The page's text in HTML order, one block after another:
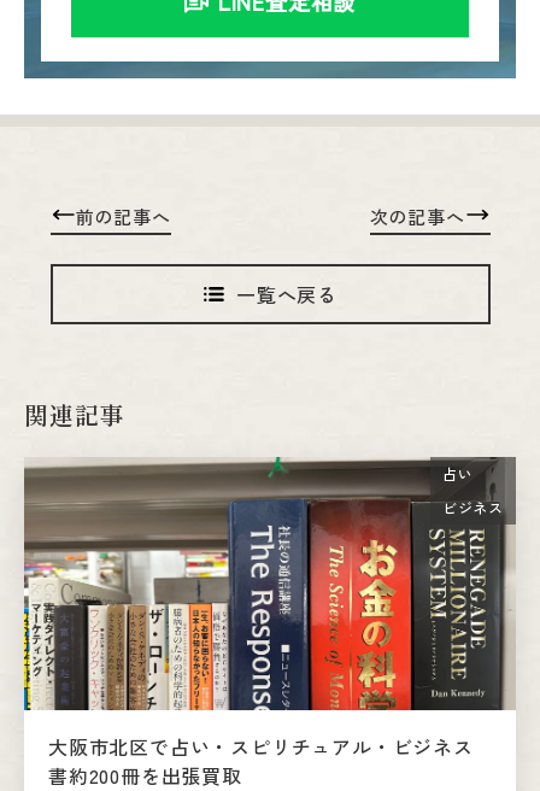
前の記事へ
一覧へ戻る
次の記事へ
関連記事
占い
ビジネス
大阪市北区で占い・スピリチュアル・ビジネス
書約200冊を出張買取